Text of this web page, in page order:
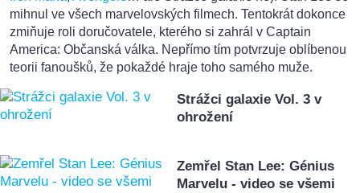
mihnul ve všech marvelovských filmech. Tentokrát dokonce
zmiňuje roli doručovatele, kterého si zahrál v Captain
America: Občanská válka. Nepřímo tím potvrzuje oblíbenou
teorii fanoušků, že pokaždé hraje toho samého muže.
Strážci galaxie Vol. 3 v
ohrožení
Zemřel Stan Lee: Génius
Marvelu - video se všemi